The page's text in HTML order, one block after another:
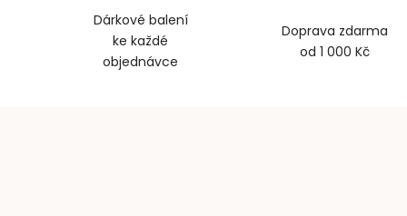
Dárkové balení
ke každé
objednávce
Doprava zdarma
od 1 000 Kč